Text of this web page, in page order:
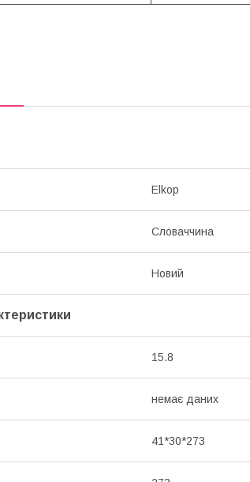
Elkop
Словаччина
Новий
15.8
немає даних
41*30*273